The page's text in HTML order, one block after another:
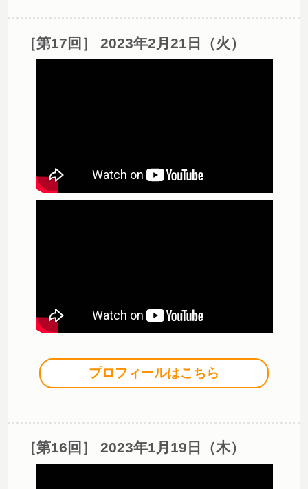
［第17回］ 2023年2月21日（火）
プロフィールはこちら
［第16回］ 2023年1月19日（木）